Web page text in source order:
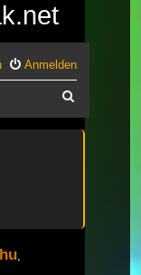
Anmelden